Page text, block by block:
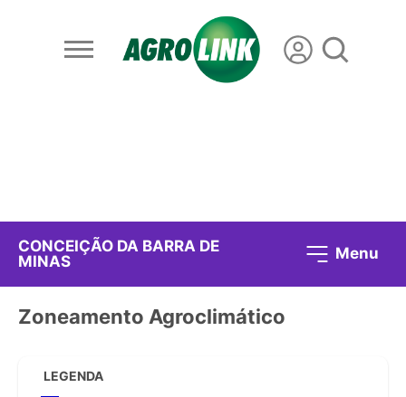
CONCEIÇÃO DA BARRA DE
MINAS
Menu
Zoneamento Agroclimático
LEGENDA